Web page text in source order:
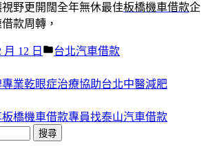
野更開闊全年無休最佳板橋機車借款企
款周轉，
月 12 日
分
台北汽車借款
業乾眼症治療協助台北中醫減肥
橋機車借款專員找泰山汽車借款